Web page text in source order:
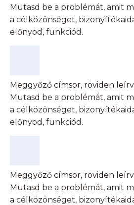
Mutasd be a problémát, amit
a célközönséget,
előnyöd, funkciód.
Meggyőző címsor, röviden
Mutasd be a problémát, amit
a célközönséget,
előnyöd, funkciód.
Meggyőző címsor, röviden
Mutasd be a problémát, amit
a célközönséget,